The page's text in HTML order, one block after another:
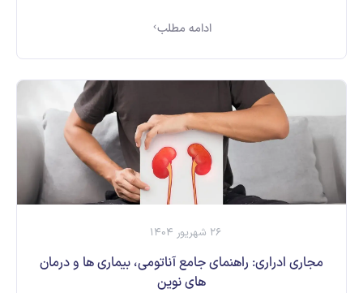
ادامه مطلب
26 شهریور 1404
مجاری ادراری: راهنمای جامع آناتومی، بیماری ها و درمان
های نوین